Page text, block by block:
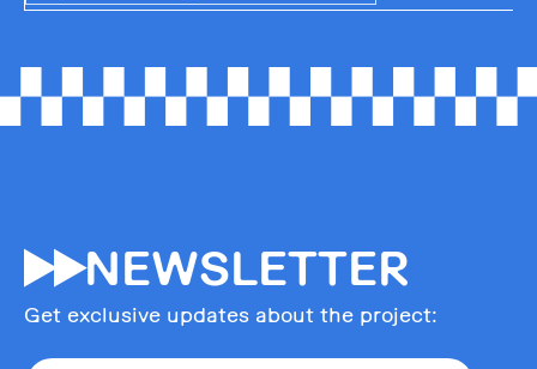
55NEWSLETTER
Get exclusive updates about the project: